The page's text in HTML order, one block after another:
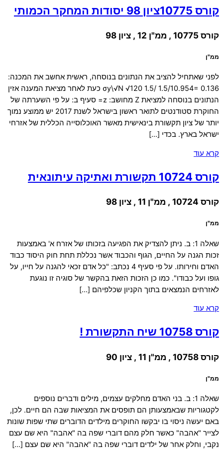
קורס 10775ציון 98 יסודות המחקר הכמותי
קורס 10775 , ממ"ן 12 , ציון 98
ממ"ן
לפני שאתחיל להציב את הנתונים בנוסחה, ראשית אחשב את המכנה:
σy\√N √120 1.5/ 1.5/10.954= 0.136 כעת לאחר מציאת המענה אזין
הנתונים בנוסחה למציאת Z מחושב: z= סעיף ב: על פי השערתה של
החוקרת סטודנטים לתואר ראשון בישראל לשנת 2017 יש ממוצע נמוך
יותר של ציון תקשורת בינאישית מאשר האוכלוסייה הכללית של אזרחי
ישראל בארץ. בכדי […]
קרא עוד
קורס 10724 תקשורת ואתיקה עיתונאית
קורס 10724 , ממ"ן 11 , ציון 98
ממ"ן
שאלה 1: ב. ניתן להצדיק את הפגיעה בזכותו של אזרח א' באמצעות
זכות הגנה על החיים, הגוף והכבוד אשר נכללת תחת חוק היסוד כבוד
האדם וחירותו. על פי סעיף 4 נכתב: "כל אדם זכאי להגנה על חייו, על
גופו ועל כבודו". כמו כן הזכות הזאת בהקשר של סוגיה זו נוגעת
לאזרחים הנמצאים בתוך הקניון שכלפיהם […]
קרא עוד
קורס 10758 שיח התקשורת !
קורס 10758 , ממ"ן 11 , ציון 90
ממ"ן
שאלה 1: ב. בני האדם מחלקים עצמים, מילים ודברים נוספים
לקטגוריות שבאמצעותן הם תופסים את המציאות שבה הם חיים. לכן,
באם יעשה ניסוי בו יבקשו החוקרים מילדים הדוברים שתי שפות שונות
לצייר "אהבה" כאשר חלק מהם דוברי שפה בה "אהבה" היא שם עצם
נקבי, וחלק אחר של ילדים דוברי שפה בה "אהבה" היא שם עצם […]